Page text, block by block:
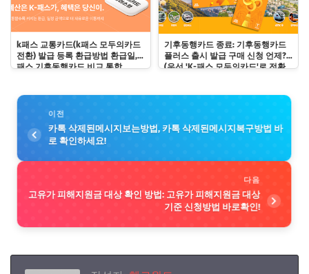
k패스 교통카드(k패스 모두의카드
전환) 발급 등록 환급방법 환급일, k
패스 기후동행카드 비교 통합
기후동행카드 종료: 기후동행카드
플러스 출시 발급 구매 신청 언제?
(우선 'K-패스 모두의카드'로 전환
이전
카톡 삭제된메시지보는방법, 카톡 삭제된메시지복구방법 바
로 확인하세요!
다음
고유가 피해지원금 대상 확인 방법: 고유가 피해지원금 대상
기준 신청방법 바로확인!